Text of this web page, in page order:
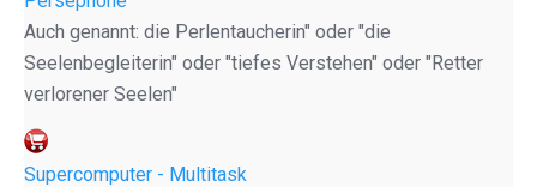
Auch genannt: die Perlentaucherin" oder "die
Seelenbegleiterin" oder "tiefes Verstehen" oder "Retter
verlorener Seelen"
Supercomputer - Multitask